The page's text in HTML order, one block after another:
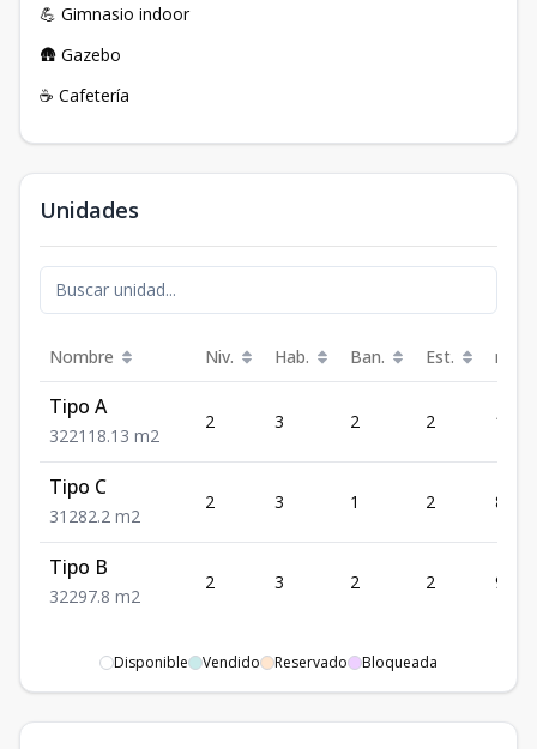
💪 Gimnasio indoor
🛖 Gazebo
☕ Cafetería
Unidades
Nombre Niv. Hab. Ban. Est. m²
Tipo A
322118.13 m2
2 3 2 2
Tipo C
31 282.2 m2
2 3 1 2 82.2
Tipo B
32297.8 m2
2 3 2 2 97.8
Disponible Vendido Reservado Bloqueada